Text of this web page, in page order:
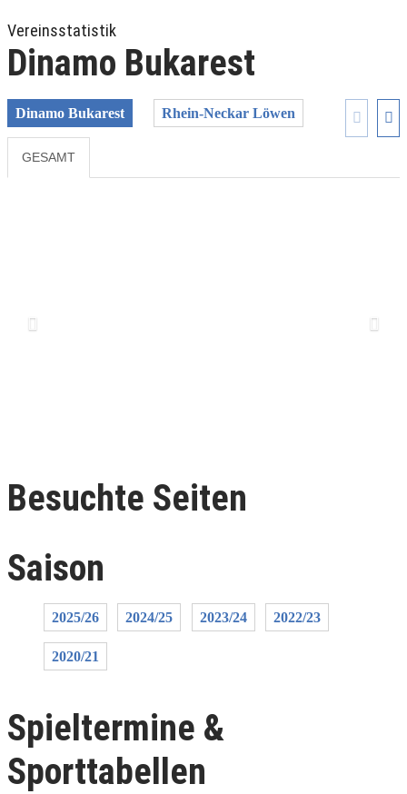
Vereinsstatistik
Dinamo Bukarest
Dinamo Bukarest Rhein-Neckar Löwen
GESAMT
Besuchte Seiten
Saison
2025/26 2024/25 2023/24 2022/23
2020/21
Spieltermine &
Sporttabellen